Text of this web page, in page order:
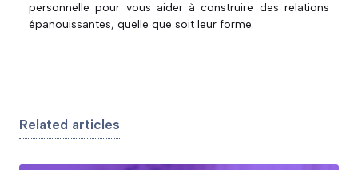
personnelle pour vous aider à construire des relations
épanouissantes, quelle que soit leur forme.
Related articles